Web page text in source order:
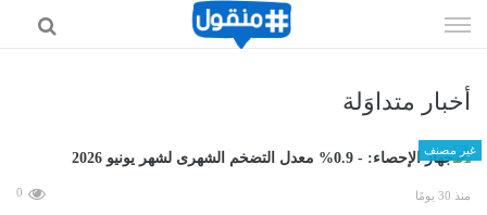
الى
أخبار متداوَلة
غير مصنف
منذ 30 يومًا 0